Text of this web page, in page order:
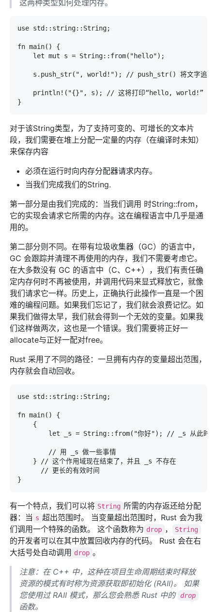
这两种类型如何处理内存。
use std::string::String;
fn main() {
    let mut s = String::from("hello");
s.push_str(", world!"); // push_str() 将文字追加
    println!("{}", s); // 这将打印“hello, world!”
}
对于该String类型，为了支持可变的、可增长的文本片
段，我们需要在堆上分配一定量的内存（在编译时未知）
来保存内容
必须在运行时向内存分配器请求内存。
当我们完成我们的String.
第一部分是由我们完成的：当我们调用 时String::from，
它的实现会请求它所需的内存。这在编程语言中几乎是通
用的。
第二部分则不同。在带有垃圾收集器（GC）的语言中，
GC 会跟踪并清理不再使用的内存，我们不需要考虑它。
在大多数没有 GC 的语言中（C、C++），我们有责任确
定内存何时不再被使用，并调用代码来显式释放它，就像
我们请求它一样。历史上，正确执行此操作一直是一个困
难的编程问题。如果我们忘记了，我们就会浪费记忆。如
果我们做得太早，我们就会得到一个无效的变量。如果我
们这样做两次，这也是一个错误。我们需要将正好一
allocate与正好一配对free。
Rust 采用了不同的路径：一旦拥有内存的变量超出范围，
内存就会自动回收。
use std::string::String;
fn main() {
    {
let _s = String::from("你好"); // _s 从此时开
        // 用 _s 做一些事情
    } // 这个作用域现在结束了，并且 _s 不存在
      // 更长的有效时间
}
有一个特点，我们可以将 String 所需的内存返还给分配
器：当 s 超出范围时。 当变量超出范围时，Rust 会为我
们调用一个特殊的函数。 这个函数称为 drop ， String
的开发者可以在其中放置回收内存的代码。 Rust 会在右
大括号处自动调用 drop 。
注意：在 C++ 中，这种在项目生命周期结束时释放
资源的模式有时称为资源获取即初始化 (RAII)。 如果
您使用过 RAII 模式，那么您会熟悉 Rust 中的 drop
函数。